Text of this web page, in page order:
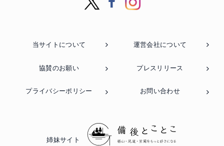
当サイトについて 運営会社について
協賛のお願い プレスリリース
プライバシーポリシー お問い合わせ
姉妹サイト